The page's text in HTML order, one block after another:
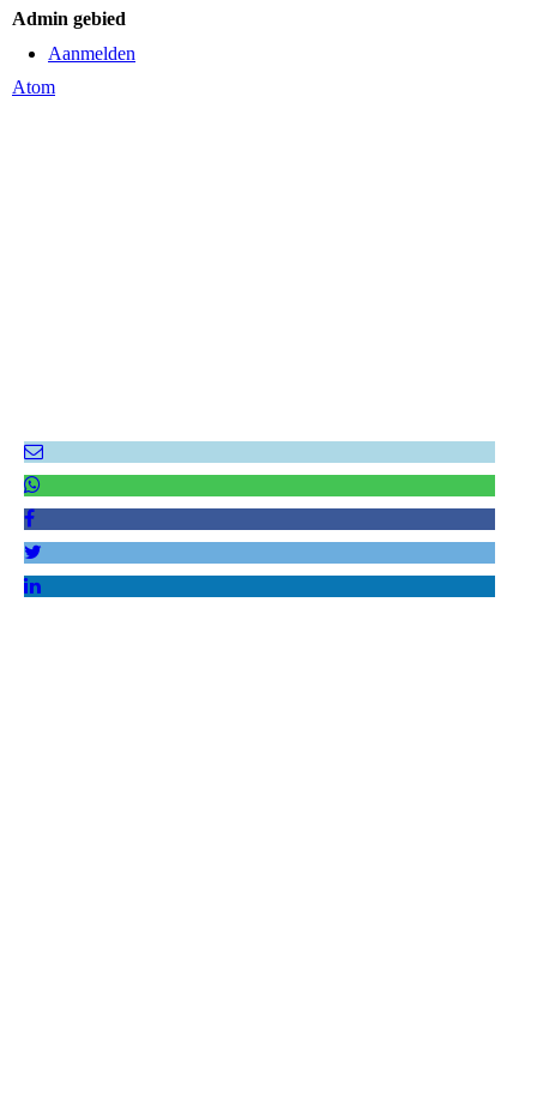
Admin gebied
Aanmelden
Atom